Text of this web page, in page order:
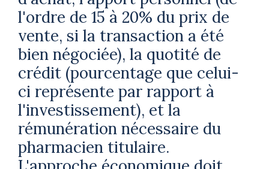
l'ordre de 15 à 20% du prix de
vente, si la transaction a été
bien négociée), la quotité de
crédit (pourcentage que celui-
ci représente par rapport à
l'investissement), et la
rémunération nécessaire du
pharmacien titulaire.